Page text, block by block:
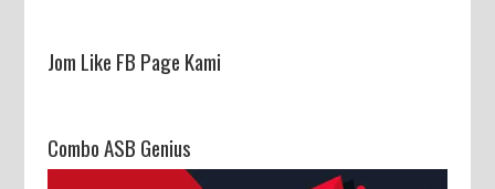
Jom Like FB Page Kami
Combo ASB Genius